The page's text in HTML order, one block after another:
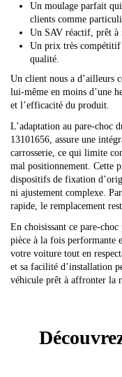
Un moulage parfait
clients comme
Un SAV réactif, prêt à
Un prix très compétitif
qualité.
Un client nous a d’ailleurs
lui-même en moins d’une
et l’efficacité du produit.
L’adaptation au pare-choc
13101656, assure une
carrosserie, ce qui limite
mal positionnement. Cette
dispositifs de fixation
ni ajustement complexe.
rapide, le remplacement
En choisissant ce pare-
pièce à la fois performante
votre voiture tout en
et sa facilité d’installation
véhicule prêt à affronter la